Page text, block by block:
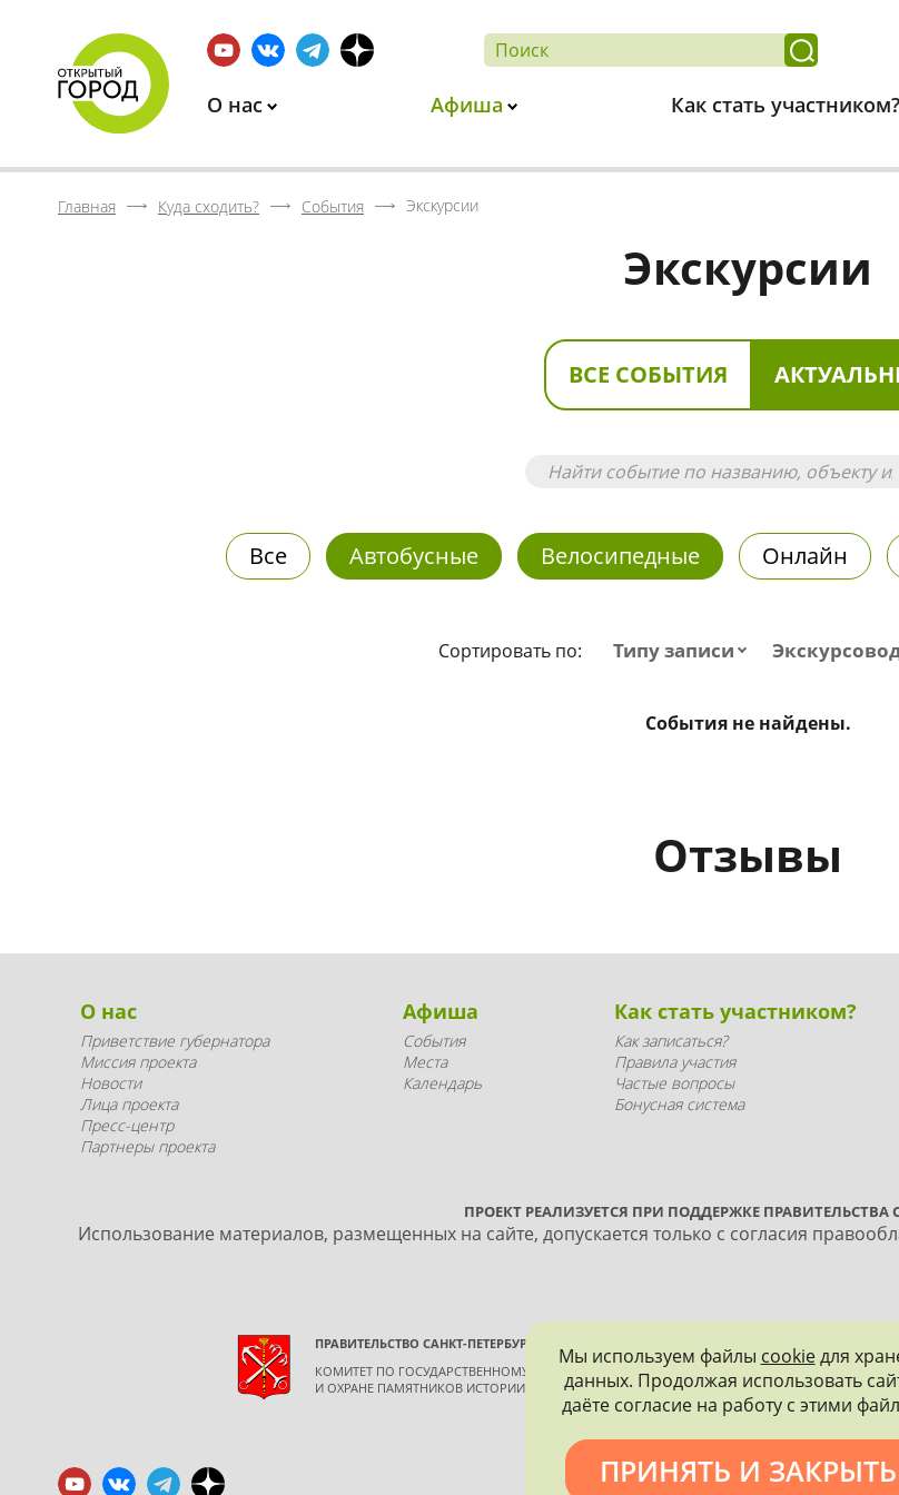
О нас Афиша Как стать
Главная Куда сходить? События Экскурсии
Экскурсии
ВСЕ СОБЫТИЯ
Все Автобусные Велосипедные Онлайн
Сортировать по: Типу записи
События не найдены.
Отзывы
О нас
Приветствие губернатора
Миссия проекта
Новости
Лица проекта
Пресс-центр
Партнеры проекта
Афиша
События
Места
Календарь
Как стать участником?
Как записаться?
Правила участия
Частые вопросы
Бонусная система
ПРОЕКТ РЕАЛИЗУЕТСЯ ПРИ ПОДДЕРЖКЕ ПРАВИТЕЛЬСТВА
Использование материалов, размещенных на сайте, допускается только с согласия
ПРАВИТЕЛЬСТВО САНКТ-ПЕТЕРБУРГА
КОМИТЕТ ПО ГОСУДАРСТВЕННОМУ КОНТРОЛЮ, ИСПОЛЬЗОВАНИЮ
И ОХРАНЕ ПАМЯТНИКОВ ИСТОРИИ И КУЛЬТУРЫ
Политика конфиденциальности
Мы используем файлы cookieдля
данных. Продолжая использовать
даёте согласие на работу с этими
ПРИНЯТЬ И ЗАКРЫТЬ